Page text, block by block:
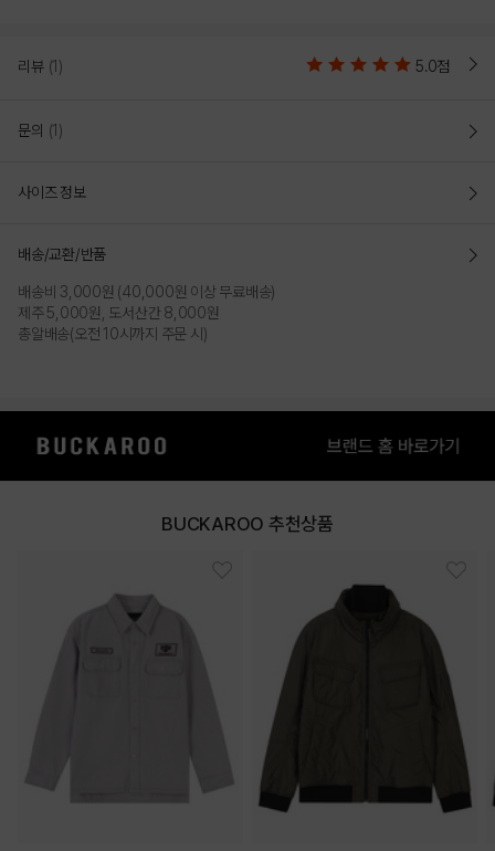
리뷰 (1) 5.0점
문의 (1)
사이즈 정보
배송/교환/반품
배송비 3,000원 (40,000원 이상 무료배송)
제주 5,000원, 도서산간 8,000원
총알배송(오전 10시까지 주문 시)
BUCKAROO 추천상품